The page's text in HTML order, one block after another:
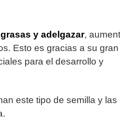
y adelgazar,
Esto es gracias a su gran
para el desarrollo y
este tipo de semilla y las